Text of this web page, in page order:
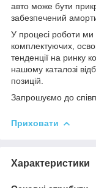
авто може бути
забезпечений
У процесі роботи
комплектуючих,
тенденції на ринку
нашому каталозі
позицій.
Запрошуємо до
Приховати
Характеристики